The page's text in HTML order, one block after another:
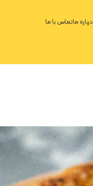
درباره ماتماس با ما